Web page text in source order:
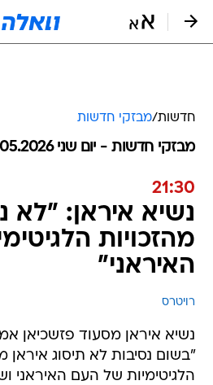
חדשות/מבזקי חדשות
מבזקי חדשות - יום שני 18.05.2026 / ב סיוון התשפ"ו
21:30
נשיא איראן: "לא
מהזכויות
האיראני"
רויטרס
נשיא איראן מסעוד פזשכיאן
"בשום נסיבות לא תיסוג איראן
הלגיטימיות של העם האיראני